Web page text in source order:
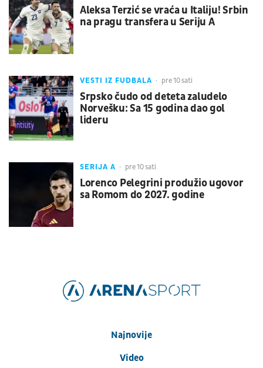
Aleksa Terzić se vraća u Italiju! Srbin
na pragu transfera u Seriju A
VESTI IZ FUDBALA pre 10 sati
Srpsko čudo od deteta zaludelo
Norvešku: Sa 15 godina dao gol
lideru
SERIJA A pre 10 sati
Lorenco Pelegrini produžio ugovor
sa Romom do 2027. godine
Najnovije
Video